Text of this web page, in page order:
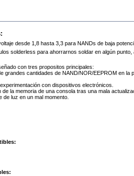
desde 1,8 hasta 3,3 para NANDs de baja
solderless para ahorrarnos soldar en algún
con tres propositos principales:
grandes cantidades de NAND/NOR/EEPROM en la
con dispositivos electrónicos.
de la memoria de una consola tras una mala
de luz en un mal momento.